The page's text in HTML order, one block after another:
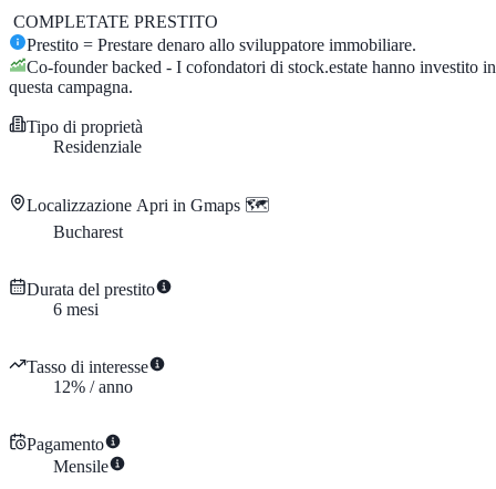
COMPLETATE PRESTITO
Prestito = Prestare denaro allo sviluppatore immobiliare.
Co-founder backed - I cofondatori di stock.estate hanno investito in
questa campagna.
Tipo di proprietà
Residenziale
Localizzazione Apri in Gmaps 🗺️
Bucharest
Durata del prestito
6 mesi
Tasso di interesse
12% /anno
Pagamento
Mensile